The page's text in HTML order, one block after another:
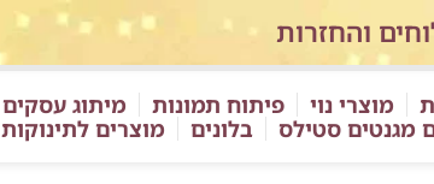
והחזרות
מוצרי נוי פיתוח תמונות מיתוג עסקים
מגנטים סטילס בלונים מוצרים לתינוקות